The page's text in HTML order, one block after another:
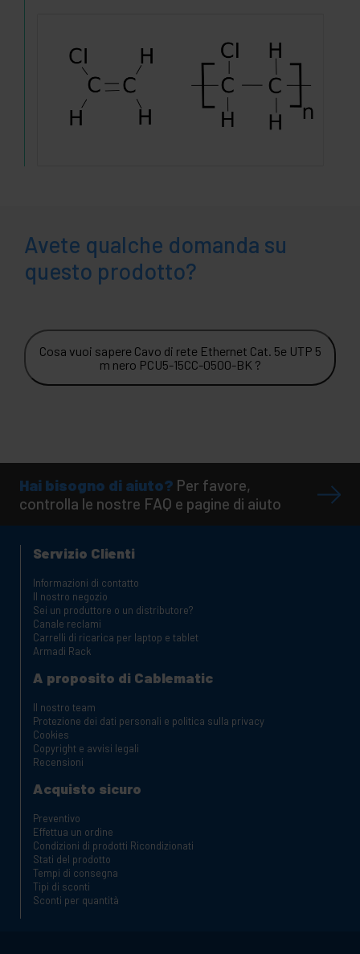
Avete qualche domanda su
questo prodotto?
Cosa vuoi sapere Cavo di rete Ethernet Cat. 5e UTP 5
m nero PCU5-15CC-0500-BK ?
Hai bisogno di aiuto? Per favore,
controlla le nostre FAQ e pagine di aiuto
Servizio Clienti
Informazioni di contatto
Il nostro negozio
Sei un produttore o un distributore?
Canale reclami
Carrelli di ricarica per laptop e tablet
Armadi Rack
A proposito di Cablematic
Il nostro team
Protezione dei dati personali e politica sulla privacy
Cookies
Copyright e avvisi legali
Recensioni
Acquisto sicuro
Preventivo
Effettua un ordine
Condizioni di prodotti Ricondizionati
Stati del prodotto
Tempi di consegna
Tipi di sconti
Sconti per quantità